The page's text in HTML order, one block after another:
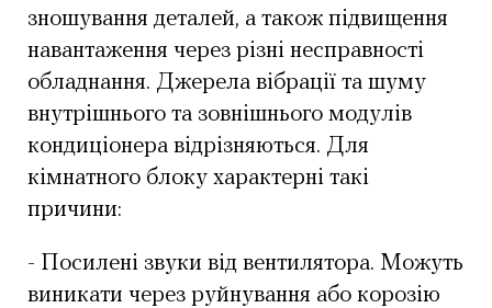
зношування деталей, а також підвищення
навантаження через різні несправності
обладнання. Джерела вібрації та шуму
внутрішнього та зовнішнього модулів
кондиціонера відрізняються. Для
кімнатного блоку характерні такі
причини:
- Посилені звуки від вентилятора. Можуть
виникати через руйнування або корозію